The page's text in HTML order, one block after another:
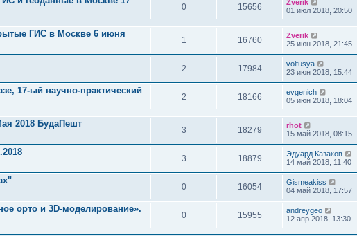
0 15656
Zverik
01 июл 2018, 20:50
ГИС в Москве 6 июня
1 16760
Zverik
25 июн 2018, 21:45
2 17984
voltusya
23 июн 2018, 15:44
17-ый научно-практический
2 18166
evgenich
05 июн 2018, 18:04
2018 БудаПешт
3 18279
rhot
15 май 2018, 08:15
3 18879
Эдуард Казаков
14 май 2018, 11:40
0 16054
Gismeakiss
04 май 2018, 17:57
орто и 3D-моделирование».
0 15955
andreygeo
12 апр 2018, 13:30